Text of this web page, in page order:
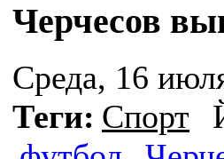
Черчесов
Среда, 16
Теги: Спорт